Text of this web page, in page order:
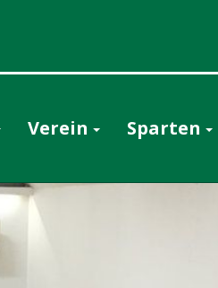
Verein Sparten